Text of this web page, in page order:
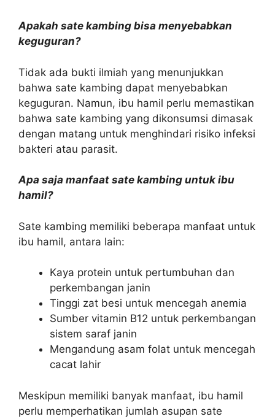
Apakah sate kambing bisa menyebabkan
keguguran?
Tidak ada bukti ilmiah yang menunjukkan
bahwa sate kambing dapat menyebabkan
keguguran. Namun, ibu hamil perlu memastikan
bahwa sate kambing yang dikonsumsi dimasak
dengan matang untuk menghindari risiko infeksi
bakteri atau parasit.
Apa saja manfaat sate kambing untuk ibu
hamil?
Sate kambing memiliki beberapa manfaat untuk
ibu hamil, antara lain:
Kaya protein untuk pertumbuhan dan
perkembangan janin
Tinggi zat besi untuk mencegah anemia
Sumber vitamin B12 untuk perkembangan
sistem saraf janin
Mengandung asam folat untuk mencegah
cacat lahir
Meskipun memiliki banyak manfaat, ibu hamil
perlu memperhatikan jumlah asupan sate